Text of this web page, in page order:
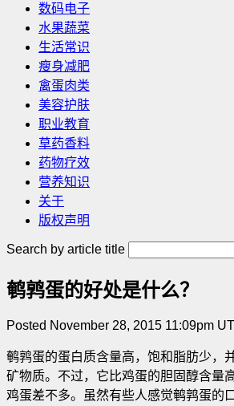
数码电子
水果蔬菜
生活常识
瘦身减肥
禽蛋肉类
美容护肤
职业教育
草药香料
药物疗效
营养知识
关于
版权声明
Search by article title
鹌鹑蛋的好处是什么？
Posted November 28, 2015 11:09pm
鹌鹑蛋的蛋白质含量高，饱和脂肪少，
矿物质。不过，它比鸡蛋的胆固醇含量
鸡蛋差不多。虽然有些人感觉鹌鹑蛋的